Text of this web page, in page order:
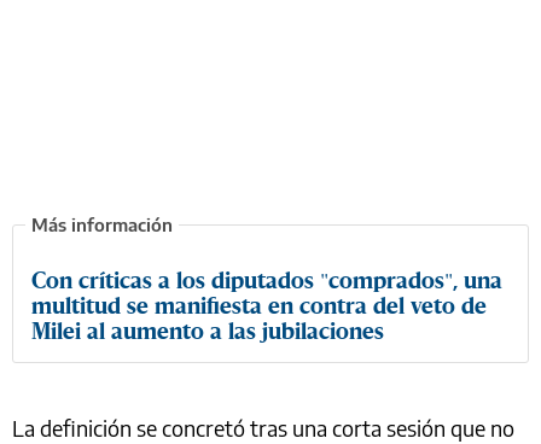
Con críticas a los diputados "comprados", una
multitud se manifiesta en contra del veto de
Milei al aumento a las jubilaciones
La definición se concretó tras una corta sesión que no